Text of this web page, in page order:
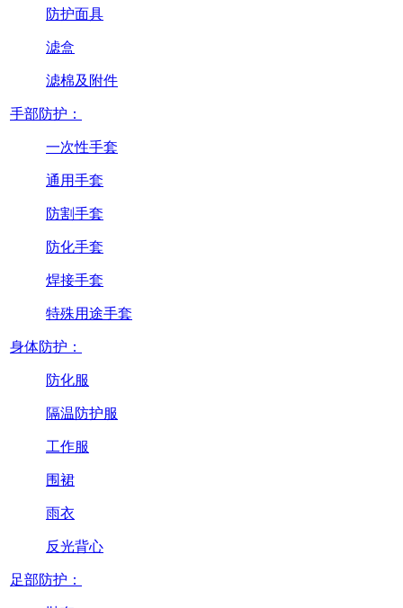
防护面具
滤盒
滤棉及附件
手部防护：
一次性手套
通用手套
防割手套
防化手套
焊接手套
特殊用途手套
身体防护：
防化服
隔温防护服
工作服
围裙
雨衣
反光背心
足部防护：